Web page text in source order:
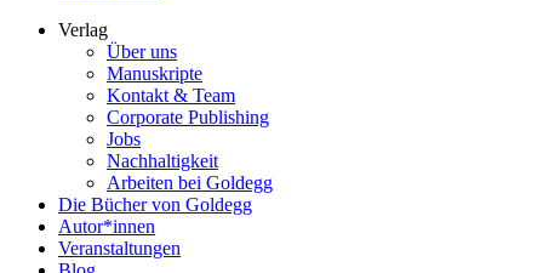
Verlag
Über uns
Manuskripte
Kontakt & Team
Corporate Publishing
Jobs
Nachhaltigkeit
Arbeiten bei Goldegg
Die Bücher von Goldegg
Autor*innen
Veranstaltungen